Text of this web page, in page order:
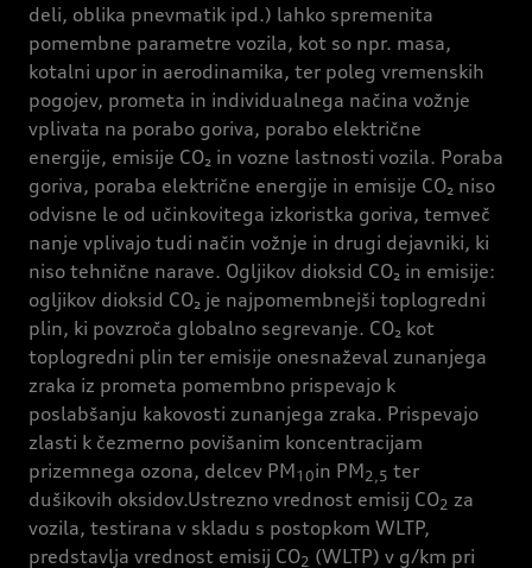
deli, oblika pnevmatik ipd.) lahko spremenita
pomembne parametre vozila, kot so npr. masa,
kotalni upor in aerodinamika, ter poleg vremenskih
pogojev, prometa in individualnega načina vožnje
vplivata na porabo goriva, porabo električne
energije, emisije CO₂ in vozne lastnosti vozila. Poraba
goriva, poraba električne energije in emisije CO₂ niso
odvisne le od učinkovitega izkoristka goriva, temveč
nanje vplivajo tudi način vožnje in drugi dejavniki, ki
niso tehnične narave. Ogljikov dioksid CO₂ in emisije:
ogljikov dioksid CO₂ je najpomembnejši toplogredni
plin, ki povzroča globalno segrevanje. CO₂ kot
toplogredni plin ter emisije onesnaževal zunanjega
zraka iz prometa pomembno prispevajo k
poslabšanju kakovosti zunanjega zraka. Prispevajo
zlasti k čezmerno povišanim koncentracijam
prizemnega ozona, delcev PM10in PM2,5 ter
dušikovih oksidov.Ustrezno vrednost emisij CO2 za
vozila, testirana v skladu s postopkom WLTP,
predstavlja vrednost emisij CO2 (WLTP) v g/km pri